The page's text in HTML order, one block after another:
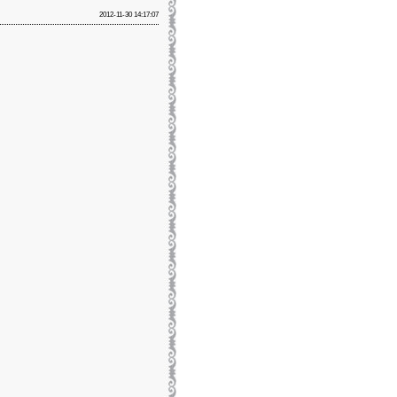
2012-11-30 14:17:07